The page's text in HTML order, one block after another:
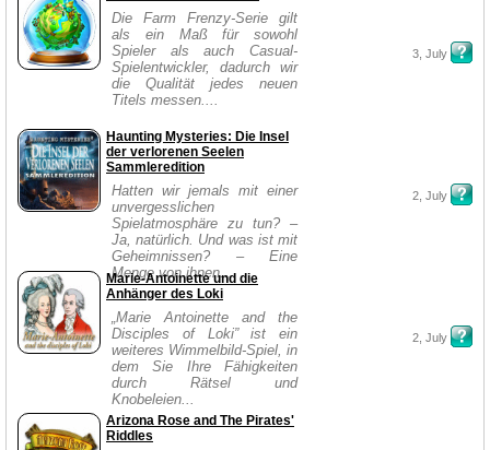
Die Farm Frenzy-Serie gilt
als ein Maß für sowohl
Spieler als auch Casual-
Spielentwickler, dadurch wir
die Qualität jedes neuen
Titels messen....
3, July
Haunting Mysteries: Die Insel
der verlorenen Seelen
Sammleredition
Hatten wir jemals mit einer
unvergesslichen
Spielatmosphäre zu tun? –
Ja, natürlich. Und was ist mit
Geheimnissen? – Eine
Menge von ihnen....
2, July
Marie-Antoinette und die
Anhänger des Loki
„Marie Antoinette and the
Disciples of Loki” ist ein
weiteres Wimmelbild-Spiel, in
dem Sie Ihre Fähigkeiten
durch Rätsel und
Knobeleien...
2, July
Arizona Rose and The Pirates'
Riddles